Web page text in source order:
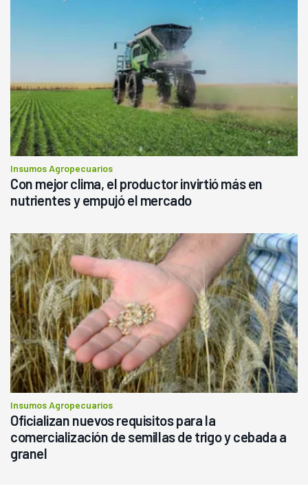
Insumos Agropecuarios
Con mejor clima, el productor invirtió más en
nutrientes y empujó el mercado
Insumos Agropecuarios
Oficializan nuevos requisitos para la
comercialización de semillas de trigo y cebada a
granel